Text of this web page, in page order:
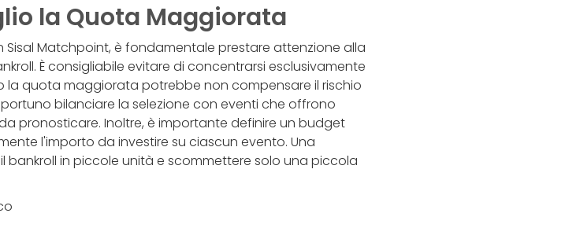
la Quota Maggiorata
Sisal Matchpoint, è fondamentale prestare attenzione alla
È consigliabile evitare di concentrarsi esclusivamente
la quota maggiorata potrebbe non compensare il rischio
bilanciare la selezione con eventi che offrono
pronosticare. Inoltre, è importante definire un budget
l'importo da investire su ciascun evento. Una
in piccole unità e scommettere solo una piccola